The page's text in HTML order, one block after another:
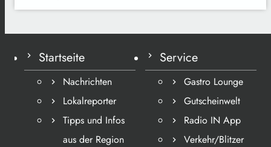
Startseite
Nachrichten
Lokalreporter
Tipps und Infos
aus der Region
Service
Gastro Lounge
Gutscheinwelt
Radio IN App
Verkehr/Blitzer